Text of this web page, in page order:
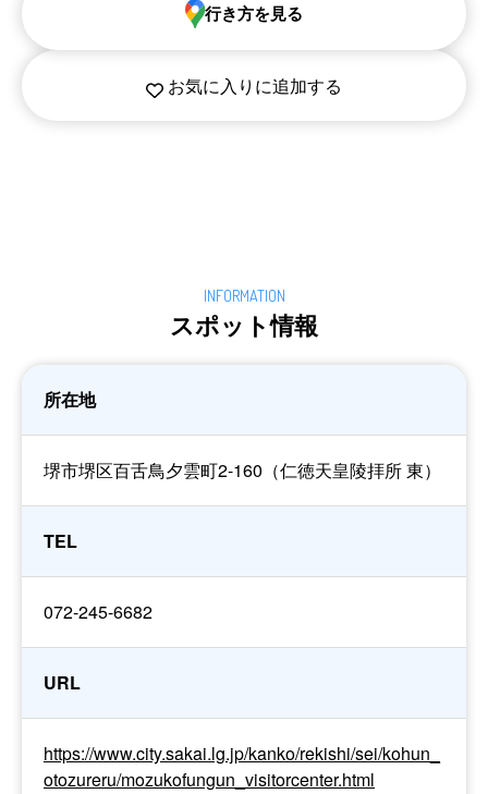
お気に入りに追加する
行き方を見る
スポット情報
所在地
堺市堺区百舌鳥夕雲町2-160（仁徳天皇陵拝所 東）
TEL
072-245-6682
URL
https://www.city.sakai.lg.jp/kanko/rekishi/sei/kohun_
otozureru/mozukofungun_visitorcenter.html